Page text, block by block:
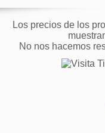
Los precios de los
No nos hacemos